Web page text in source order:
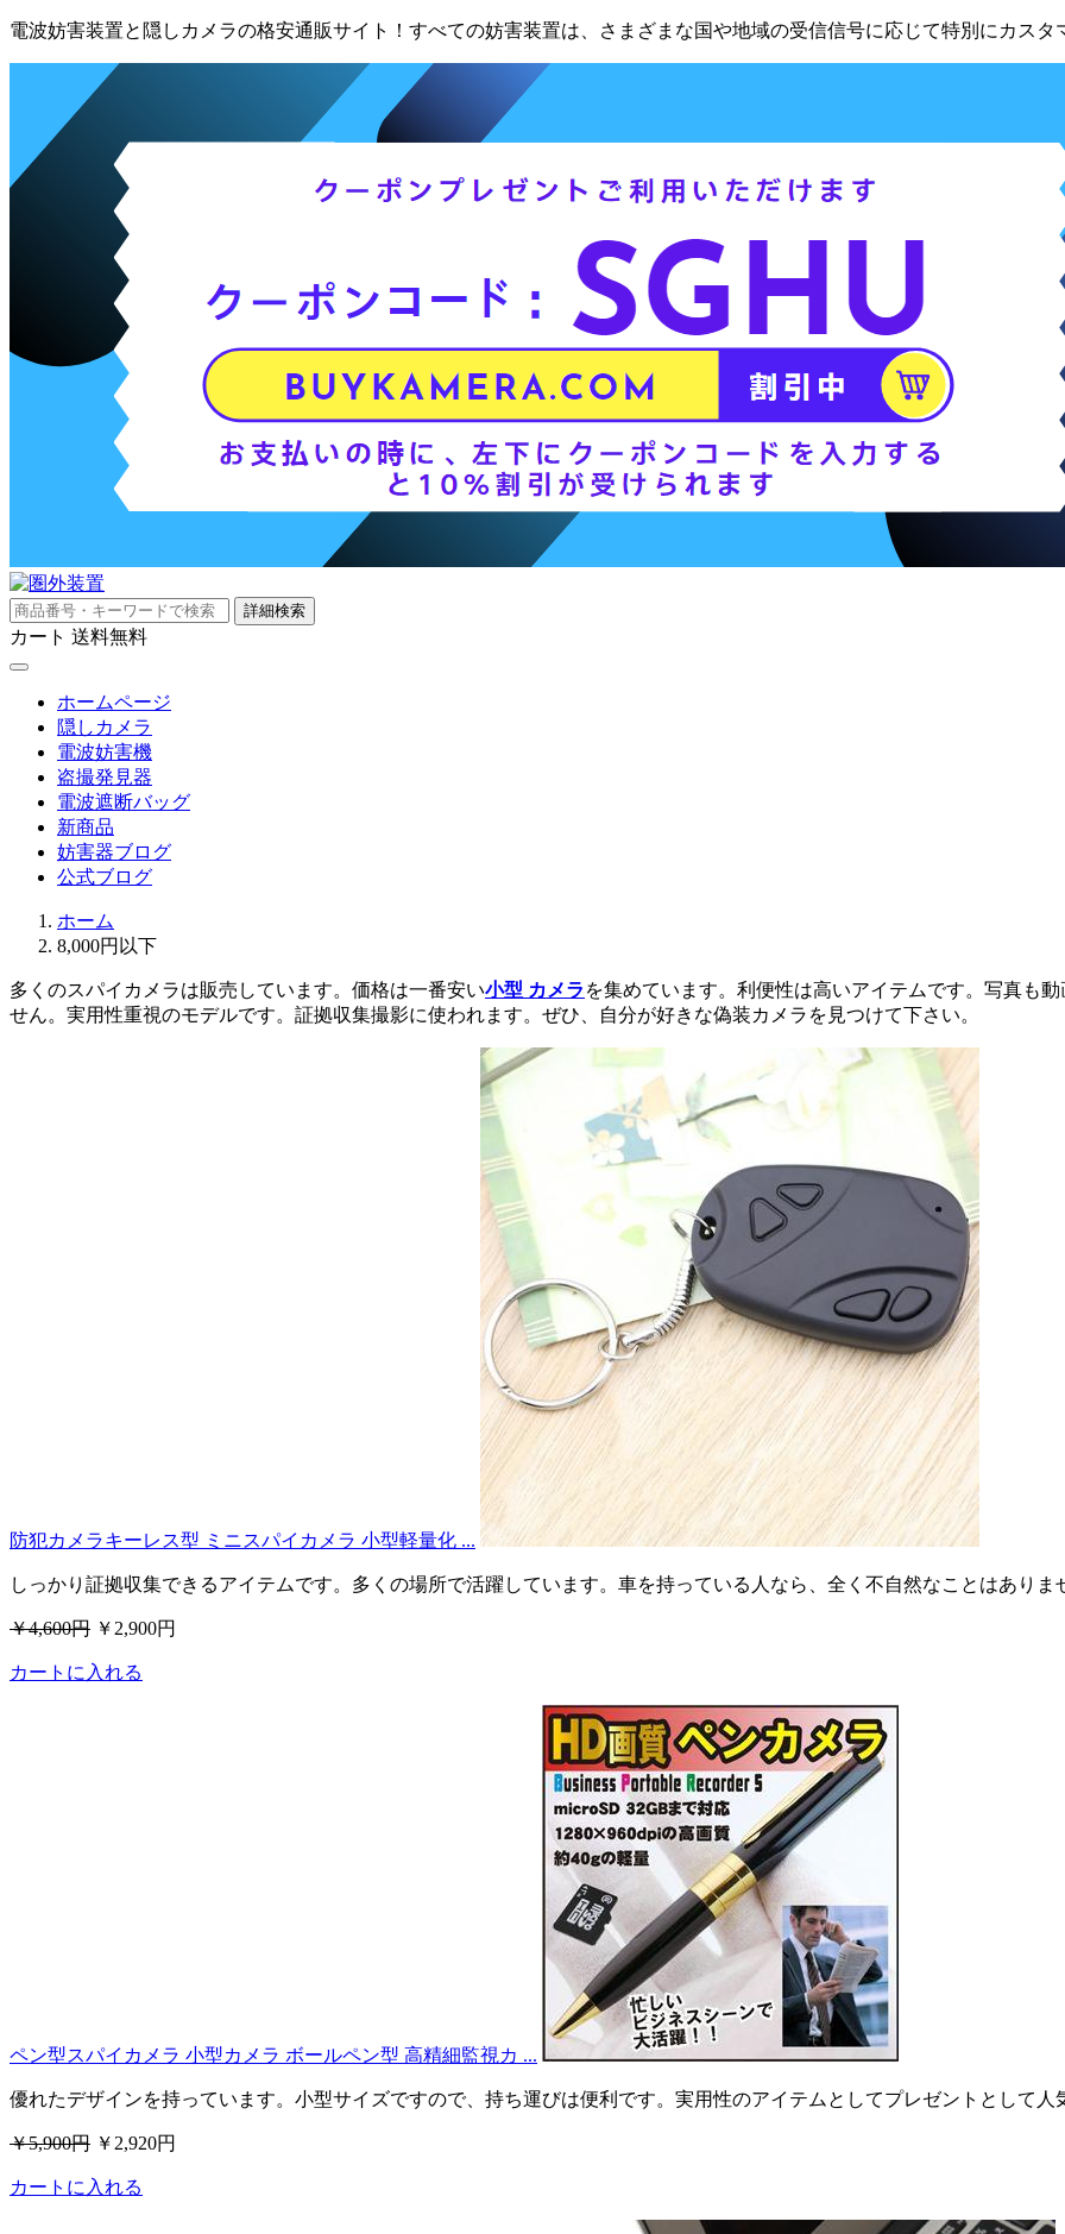
電波妨害装置と隠しカメラの格安通販サイト！すべての妨害装置は、さまざまな国や地域の受信信号に応じて特別にカス
詳細検索
カート 送料無料
ホームページ
隠しカメラ
電波妨害機
盗撮発見器
電波遮断バッグ
新商品
妨害器ブログ
公式ブログ
ホーム
8,000円以下
多くのスパイカメラは販売しています。価格は一番安い小型 カメラ を集めています。利便性は高いアイテムです。写真も
せん。実用性重視のモデルです。証拠収集撮影に使われます。ぜひ、自分が好きな偽装カメラを見つけて下さい。
防犯カメラキーレス型 ミニスパイカメラ 小型軽量化 ...
しっかり証拠収集できるアイテムです。多くの場所で活躍しています。車を持っている人なら、全く不自然なことはありま
￥4,600円 ￥2,900円
カートに入れる
ペン型スパイカメラ 小型カメラ ボールペン型 高精細監視カ ...
優れたデザインを持っています。小型サイズですので、持ち運びは便利です。実用性のアイテムとしてプレゼントとして人
￥5,900円 ￥2,920円
カートに入れる